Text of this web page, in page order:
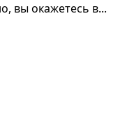
вы окажетесь в...